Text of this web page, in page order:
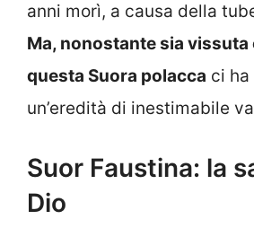
anni morì, a causa della
Ma, nonostante sia vissuta
questa Suora polacca ci
un’eredità di inestimabile
Suor Faustina: la
Dio